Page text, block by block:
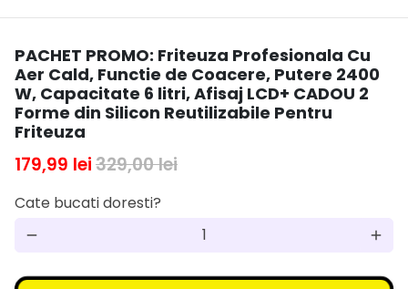
PACHET PROMO: Friteuza Profesionala Cu
Aer Cald, Functie de Coacere, Putere 2400
W, Capacitate 6 litri, Afisaj LCD+ CADOU 2
Forme din Silicon Reutilizabile Pentru
Friteuza
179,99 lei329,00 lei
Cate bucati doresti?
remove add